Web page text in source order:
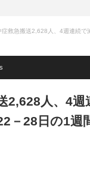
症救急搬送2,628人、4週連続で
2,628人、4週
－28日の1週